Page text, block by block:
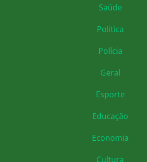
Saúde
Política
Polícia
Geral
Esporte
Educação
Economia
Cultura